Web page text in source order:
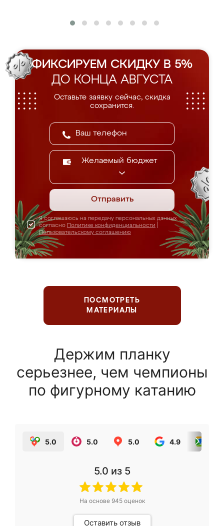
ФИКСИРУЕМ СКИДКУ В 5%
ДО КОНЦА АВГУСТА
Оставьте заявку сейчас, скидка
сохранится.
Желаемый бюджет
Отправить
Я соглашаюсь на передачу персональных данных
согласно Политике конфиденциальности
Пользовательскому соглашению
ПОСМОТРЕТЬ
МАТЕРИАЛЫ
Держим планку
серьезнее, чем чемпионы
по фигурному катанию
5.0 5.0 5.0 4.9
5.0 из 5
На основе 945оценок
Оставить отзыв